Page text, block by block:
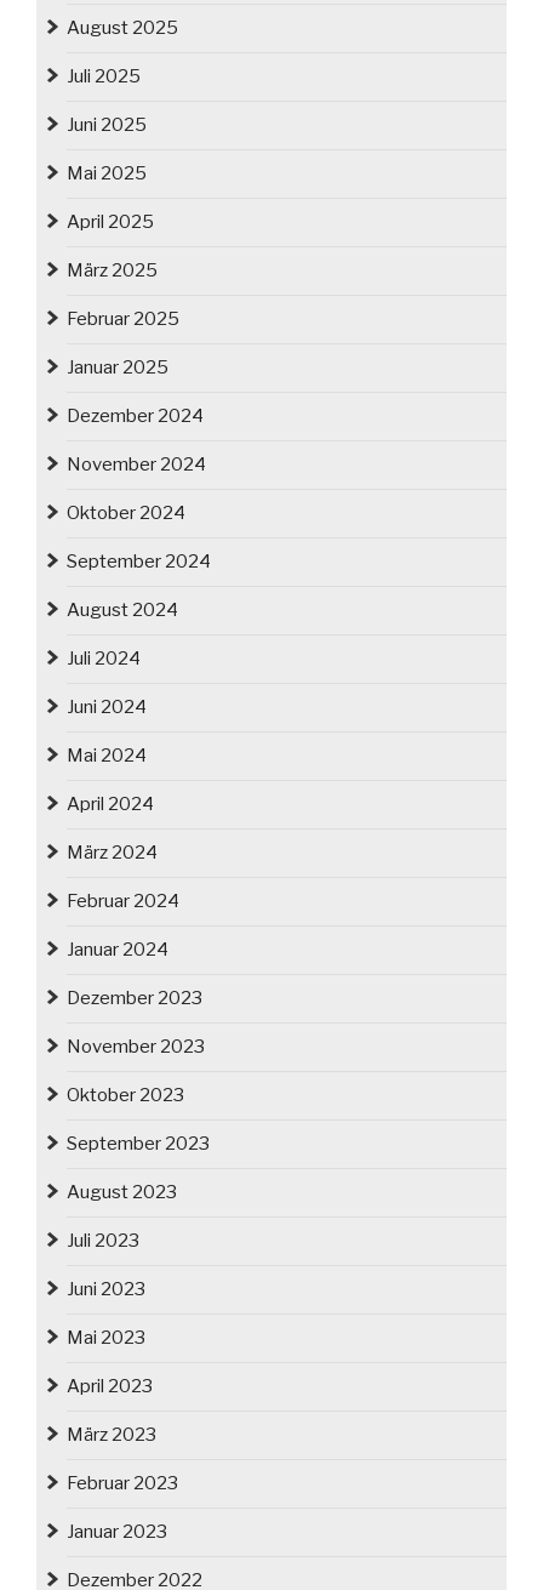
August 2025
Juli 2025
Juni 2025
Mai 2025
April 2025
März 2025
Februar 2025
Januar 2025
Dezember 2024
November 2024
Oktober 2024
September 2024
August 2024
Juli 2024
Juni 2024
Mai 2024
April 2024
März 2024
Februar 2024
Januar 2024
Dezember 2023
November 2023
Oktober 2023
September 2023
August 2023
Juli 2023
Juni 2023
Mai 2023
April 2023
März 2023
Februar 2023
Januar 2023
Dezember 2022